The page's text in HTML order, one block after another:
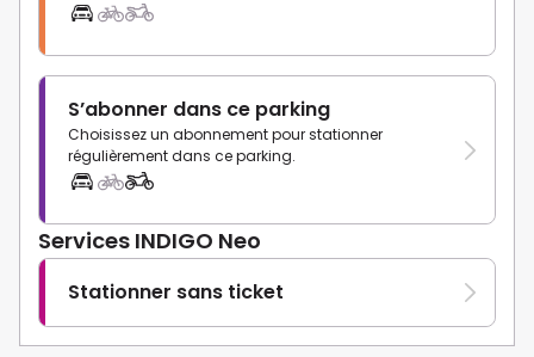
S’abonner dans ce parking
Choisissez un abonnement pour stationner
régulièrement dans ce parking.
Services INDIGO Neo
Stationner sans ticket